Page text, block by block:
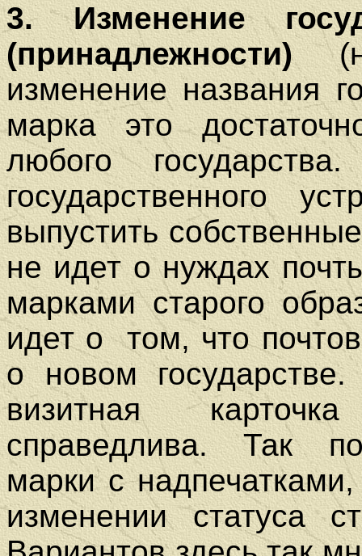
3. Изменение
(принадлежности)
изменение названия
марка это
любого
государственного
выпустить
не идет о нуждах
марками старого
идет о том, что
о новом
визитная
справедлива. Так
марки с
изменении статуса